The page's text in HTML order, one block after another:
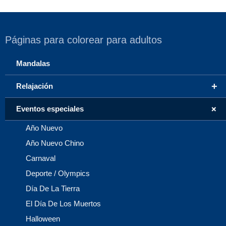
Páginas para colorear para adultos
Mandalas
+
Relajación
+
Eventos especiales
Año Nuevo
Año Nuevo Chino
Carnaval
Deporte / Olympics
Día De La Tierra
El Día De Los Muertos
Halloween